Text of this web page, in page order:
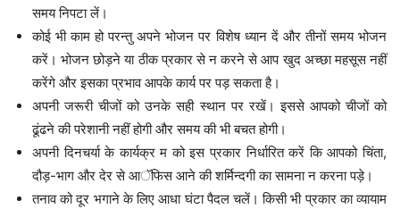
समय निपटा लें।
कोई भी काम हो परन्तु अपने भोजन पर विशेष ध्यान दें और तीनों समय भोजन
करें। भोजन छोड़ने या ठीक प्रकार से न करने से आप खुद अच्छा महसूस नहीं
करेंगे और इसका प्रभाव आपके कार्य पर पड़ सकता है।
अपनी जरूरी चीजों को उनके सही स्थान पर रखें। इससे आपको चीजों को
ढूंढने की परेशानी नहीं होगी और समय की भी बचत होगी।
अपनी दिनचर्या के कार्यक्र म को इस प्रकार निर्धारित करें कि आपको चिंता,
दौड़-भाग और देर से आॅफिस आने की शर्मिन्दगी का सामना न करना पड़े।
तनाव को दूर भगाने के लिए आधा घंटा पैदल चलें। किसी भी प्रकार का व्यायाम